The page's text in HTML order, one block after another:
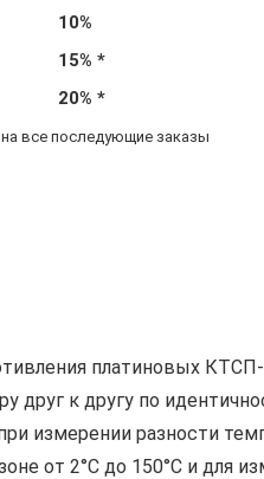
10%
15% *
20% *
на все последующие заказы
платиновых
друг к другу по
измерении разности
от 2°С до 150°С и для